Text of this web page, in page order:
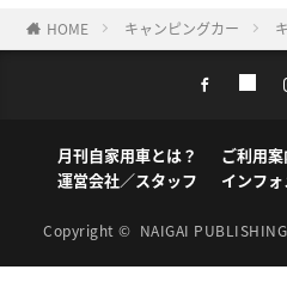
HOME キャンピングカー
月刊自家用車とは？ ご利用案
運営会社／スタッフ
インフ
Copyright © NAIGAI